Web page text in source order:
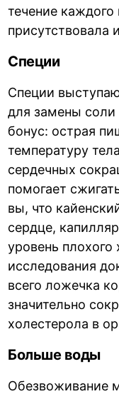
течение
присутствовала
Специи
Специи
для замены соли
бонус: острая
температуру
сердечных
помогает
вы, что
сердце,
уровень плохого
исследования
всего ложечка
значительно
холестерола в
Больше воды
Обезвоживание